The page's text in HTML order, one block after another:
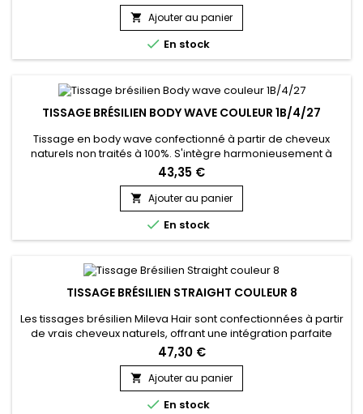
extensions sont légères, créant un aspect naturel. Réalisés à
la machine, ils offrent une solidité remarquable et réduisent
au minimum la...
 Ajouter au panier
 En stock
TISSAGE BRÉSILIEN BODY WAVE COULEUR 1B/4/27
Tissage en body wave confectionné à partir de cheveux
naturels non traités à 100%. S'intègre harmonieusement à
votre chevelure, ajoutant volume et longueur avec une
texture soyeuse et légère pour un résultat naturel. La couture
à la machine assure une solidité accrue et limite la perte de
cheveux. Facile à entretenir, résistant aux nœuds,
garantissant une...
43,35 €
 Ajouter au panier
 En stock
TISSAGE BRÉSILIEN STRAIGHT COULEUR 8
Les tissages brésilien Mileva Hair sont confectionnées à partir
de vrais cheveux naturels, offrant une intégration parfaite
dans votre chevelure pour accroître volume et longueur.
D'une texture très soyeuse et douce, ces extensions sont
composées à 100% de cheveux rémy, légers et souples,
créant ainsi un look naturel indétectable.
47,30 €
 Ajouter au panier
 En stock